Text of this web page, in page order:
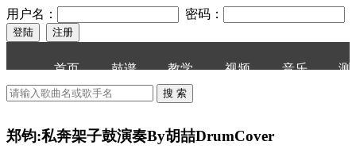
用户名： 密码：
首页 鼓谱 教学 视频 音乐 测
郑钧:私奔架子鼓演奏By胡喆DrumCover